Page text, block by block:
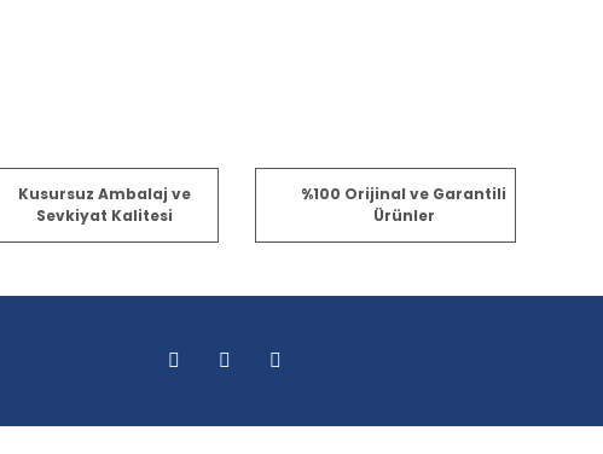
tarafımıza iletebilirsiniz.
Kusursuz Ambalaj ve
Sevkiyat Kalitesi
%100 Orijinal ve Garantili
Ürünler